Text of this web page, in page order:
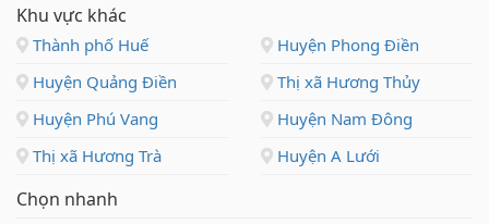
Khu vực khác
Thành phố Huế
Huyện Phong Điền
Huyện Quảng Điền
Thị xã Hương Thủy
Huyện Phú Vang
Huyện Nam Đông
Thị xã Hương Trà
Huyện A Lưới
Chọn nhanh